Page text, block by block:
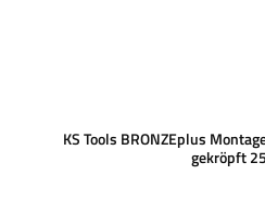
KS Tools BRONZEplus
gekröpft